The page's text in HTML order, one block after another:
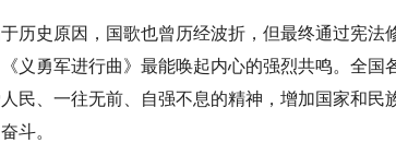
历史原因，国歌也曾历经波折，但最终通过宪法
义勇军进行曲》最能唤起内心的强烈共鸣。全国
民、一往无前、自强不息的精神，增加国家和民
斗。